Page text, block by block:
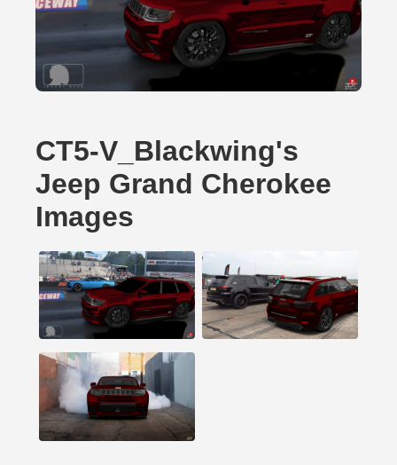
CT5-V_Blackwing's
Jeep Grand Cherokee
Images